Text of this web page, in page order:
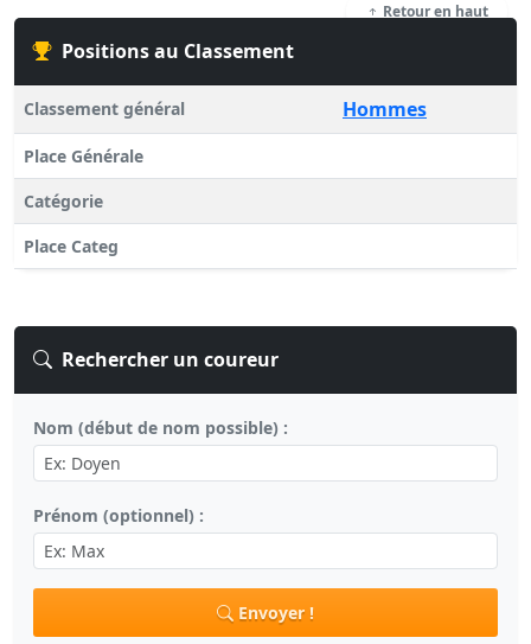
Retour en haut
Positions au Classement
Classement général Hommes
Place Générale
Catégorie
Place Categ
Rechercher un coureur
Nom (début de nom possible) :
Prénom (optionnel) :
Envoyer !